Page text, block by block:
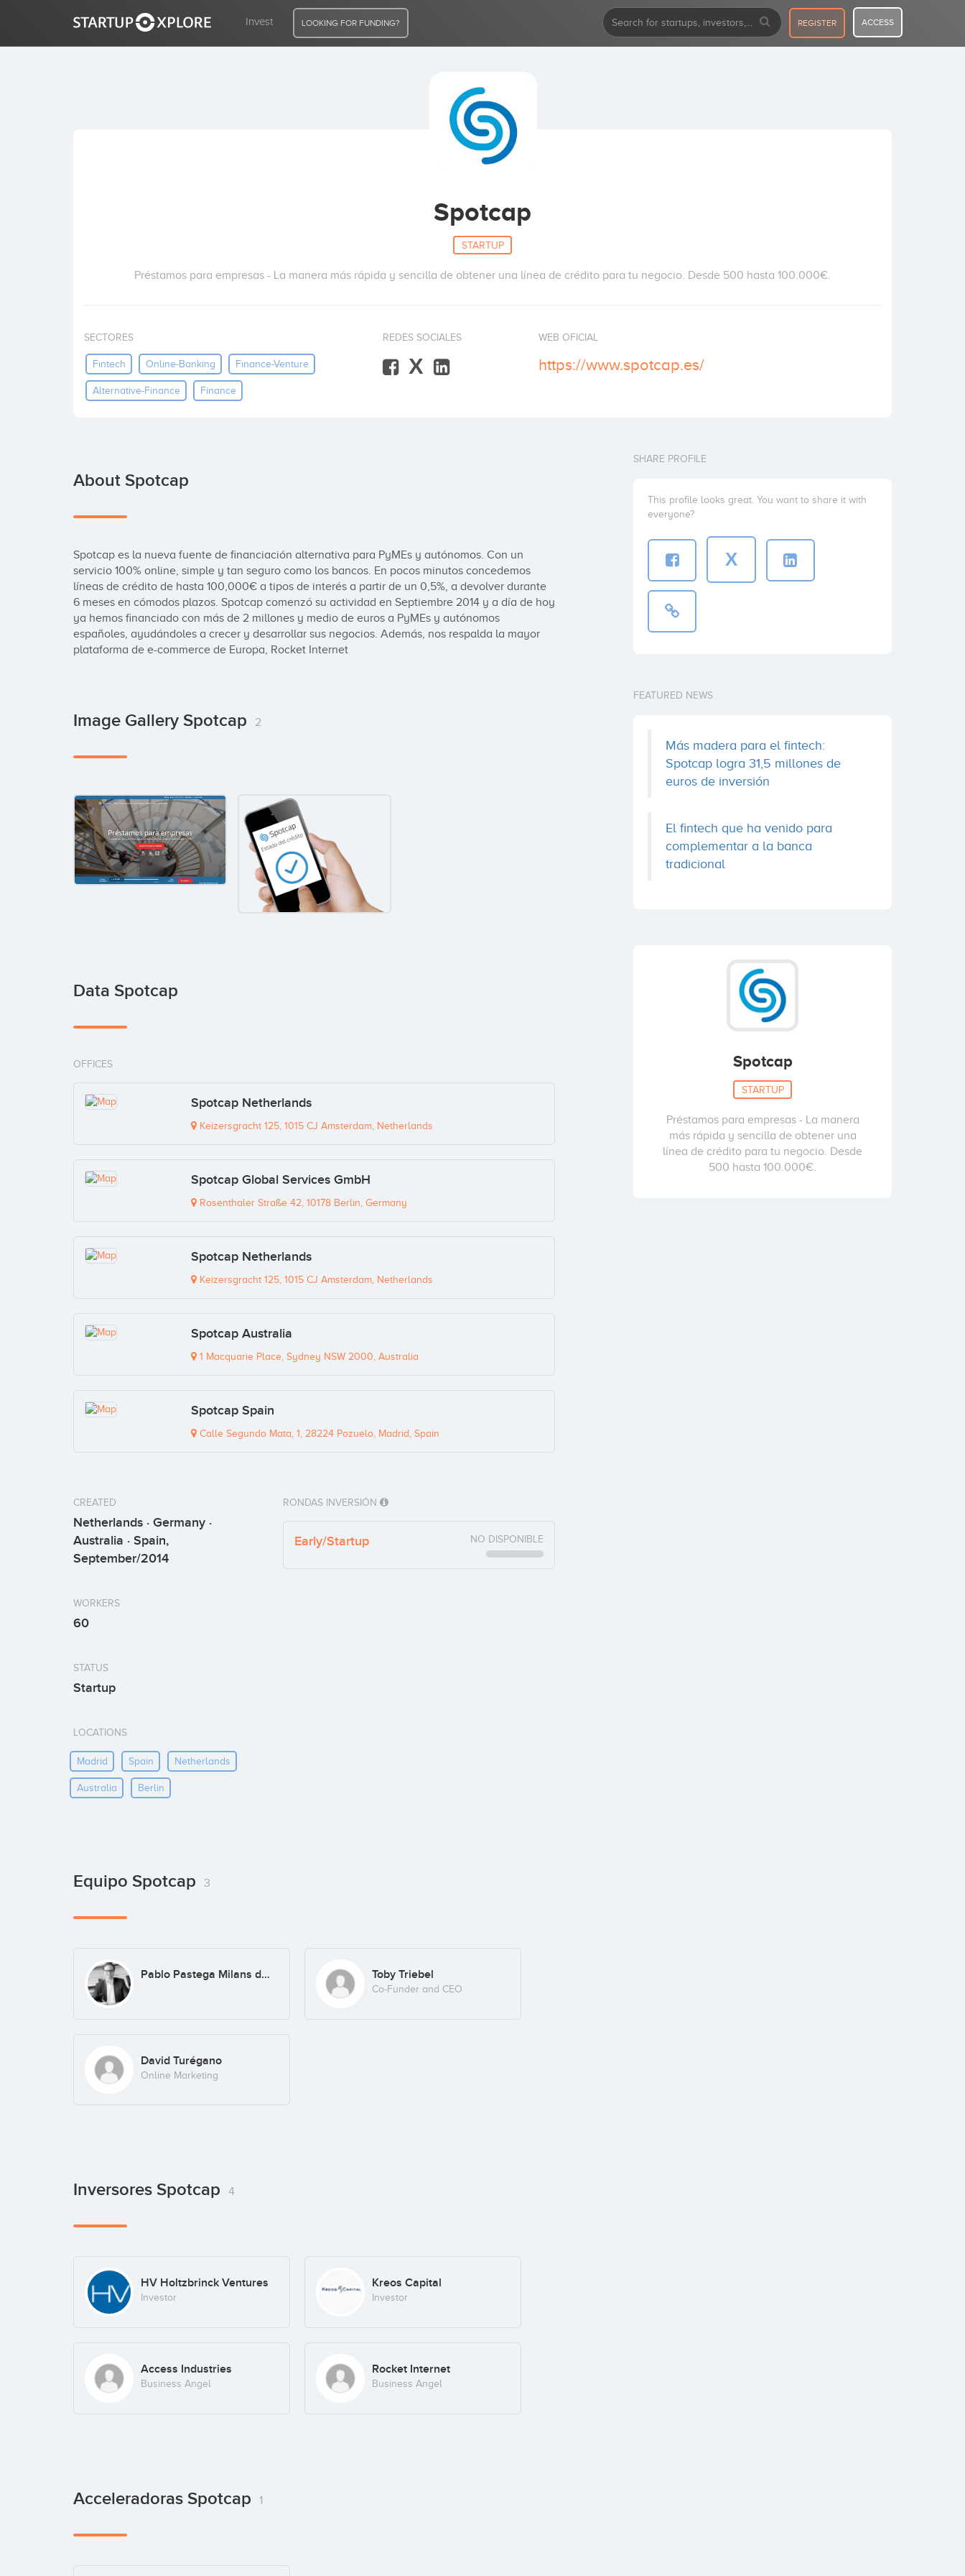
Invest LOOKING FOR FUNDING? REGISTER ACCESS
Spotcap
STARTUP
Préstamos para empresas - La manera más rápida y sencilla de obtener una línea de crédito para tu negocio. Desde 500 hasta 100.000€.
SECTORES
Fintech Online-Banking Finance-Venture
Alternative-Finance Finance
REDES SOCIALES
X
WEB OFICIAL
https://www.spotcap.es/
About Spotcap
Spotcap es la nueva fuente de financiación alternativa para PyMEs y autónomos. Con un
servicio 100% online, simple y tan seguro como los bancos. En pocos minutos concedemos
líneas de crédito de hasta 100,000€ a tipos de interés a partir de un 0,5%, a devolver durante
6 meses en cómodos plazos. Spotcap comenzó su actividad en Septiembre 2014 y a día de hoy
ya hemos financiado con más de 2 millones y medio de euros a PyMEs y autónomos
españoles, ayudándoles a crecer y desarrollar sus negocios. Además, nos respalda la mayor
plataforma de e-commerce de Europa, Rocket Internet
Image Gallery Spotcap 2
Data Spotcap
OFFICES
Spotcap Netherlands
Keizersgracht 125, 1015 CJ Amsterdam, Netherlands
Spotcap Global Services GmbH
Rosenthaler Straße 42, 10178 Berlin, Germany
Spotcap Netherlands
Keizersgracht 125, 1015 CJ Amsterdam, Netherlands
Spotcap Australia
1 Macquarie Place, Sydney NSW 2000, Australia
Spotcap Spain
Calle Segundo Mata, 1, 28224 Pozuelo, Madrid, Spain
CREATED
Netherlands · Germany ·
Australia · Spain,
September/2014
WORKERS
60
STATUS
Startup
LOCATIONS
Madrid Spain Netherlands
Australia Berlin
RONDAS INVERSIÓN
Early/Startup NO DISPONIBLE
Equipo Spotcap 3
Pablo Pastega Milans del Bosch Toby Triebel
Co-Funder and CEO
David Turégano
Online Marketing
Inversores Spotcap 4
HV Holtzbrinck Ventures
Investor
Kreos Capital
Investor
Access Industries
Business Angel
Rocket Internet
Business Angel
Acceleradoras Spotcap 1
SHARE PROFILE
This profile looks great. You want to share it with
everyone?
X
FEATURED NEWS
Más madera para el fintech:
Spotcap logra 31,5 millones de
euros de inversión
El fintech que ha venido para
complementar a la banca
tradicional
Spotcap
STARTUP
Préstamos para empresas - La manera
más rápida y sencilla de obtener una
línea de crédito para tu negocio. Desde
500 hasta 100.000€.